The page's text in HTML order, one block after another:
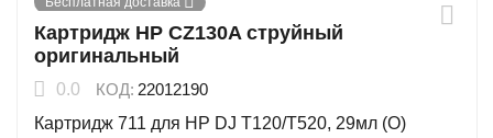
Картридж HP CZ130A струйный
оригинальный
0.0 КОД: 22012190
Картридж 711 для HP DJ T120/T520, 29мл (О)